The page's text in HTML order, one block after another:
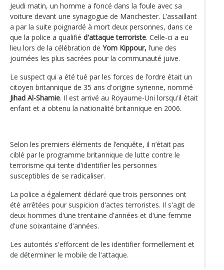
Jeudi matin, un homme a foncé dans la foule avec sa
voiture devant une synagogue de Manchester. L’assaillant
a par la suite poignardé à mort deux personnes, dans ce
que la police a qualifié d'attaque terroriste. Celle-ci a eu
lieu lors de la célébration de Yom Kippour, l’une des
journées les plus sacrées pour la communauté juive.
Le suspect qui a été tué par les forces de l’ordre était un
citoyen britannique de 35 ans d'origine syrienne, nommé
Jihad Al-Shamie. Il est arrivé au Royaume-Uni lorsqu'il était
enfant et a obtenu la nationalité britannique en 2006.
Selon les premiers éléments de l’enquête, il n’était pas
ciblé par le programme britannique de lutte contre le
terrorisme qui tente d'identifier les personnes
susceptibles de se radicaliser.
La police a également déclaré que trois personnes ont
été arrêtées pour suspicion d'actes terroristes. Il s'agit de
deux hommes d'une trentaine d'années et d'une femme
d'une soixantaine d'années.
Les autorités s'efforcent de les identifier formellement et
de déterminer le mobile de l'attaque.